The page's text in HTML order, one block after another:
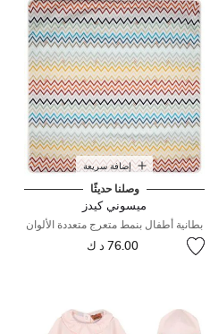
إضافة سريعة
وصلنا حديثًا
ميسوني كيدز
بطانية أطفال بنمط متعرج متعددة الألوان
76.00 د ك